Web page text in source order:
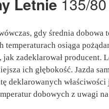
Letnie 135/
gdy średnia
osiąga
jak zadeklarował
ich głębokość. Jazda
deklarowanych
dobowych z uwagi